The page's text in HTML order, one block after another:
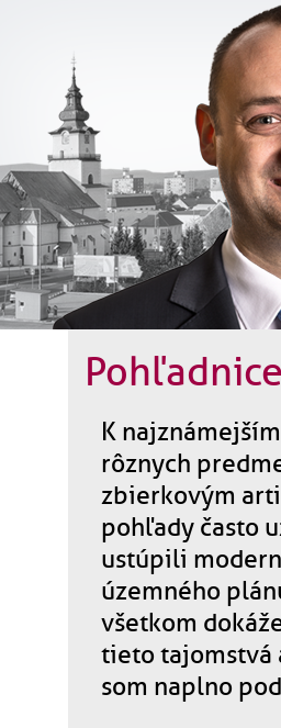
K
rôznych
zbierkovým
pohľady často
ustúpili
územného
všetkom
tieto tajomstvá
som naplno